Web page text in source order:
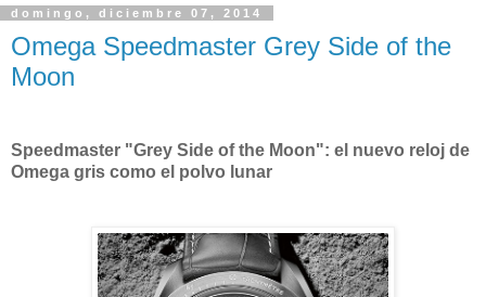
domingo, diciembre 07, 2014
Omega Speedmaster Grey Side of the
Moon
Speedmaster "Grey Side of the Moon": el nuevo reloj de
Omega gris como el polvo lunar